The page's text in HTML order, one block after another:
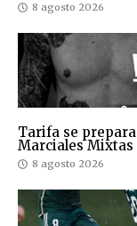
8 agosto 2026
Tarifa se
Marciales Mixtas
8 agosto 2026